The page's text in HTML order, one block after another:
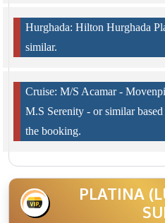
Hurghada: Hilton Hurghada
similar.
Cruise: M/S Acamar -
M.S Serenity - or similar
the booking.
PLATINA